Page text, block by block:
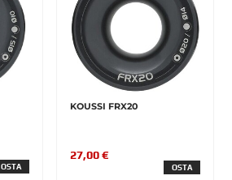
OSTA
KOUSSI FRX20
27,00 €
OSTA